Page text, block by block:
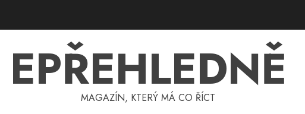
EPŘEHLEDNĚ
MAGAZÍN, KTERÝ MÁ CO ŘÍCT